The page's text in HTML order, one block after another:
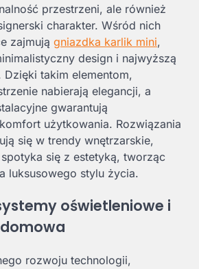
przestrzeni, ale również
charakter. Wśród nich
zajmują gniazdka karlik mini,
design i najwyższą
takim elementom,
nabierają elegancji, a
gwarantują
użytkowania. Rozwiązania
się w trendy wnętrzarskie,
się z estetyką, tworząc
luksusowego stylu życia.
oświetleniowe i
rozwoju technologii,